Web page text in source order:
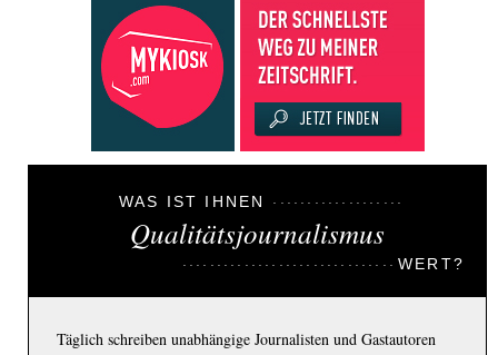
WAS IST IHNEN
Qualitätsjournalismus
WERT?
Täglich schreiben unabhängige Journalisten und Gastautoren